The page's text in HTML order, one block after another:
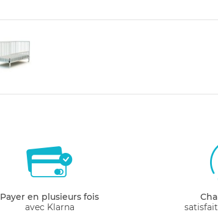
Payer en plusieurs fois
avec Klarna